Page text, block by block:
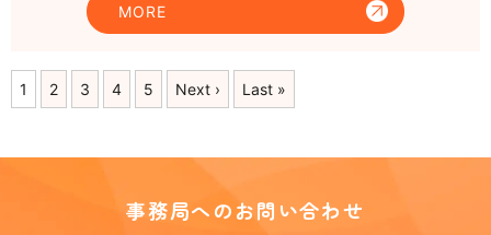
MORE
1 2 3 4 5 Next › Last »
事務局へのお問い合わせ